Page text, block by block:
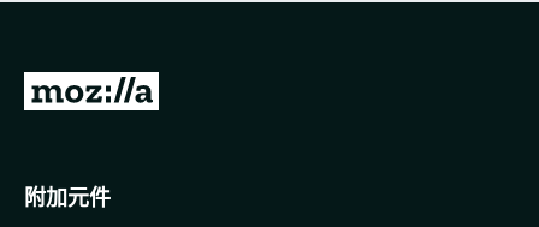
有
前
o
附加元件